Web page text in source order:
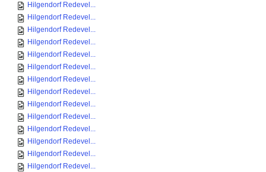
Hilgendorf Redevel...
Hilgendorf Redevel...
Hilgendorf Redevel...
Hilgendorf Redevel...
Hilgendorf Redevel...
Hilgendorf Redevel...
Hilgendorf Redevel...
Hilgendorf Redevel...
Hilgendorf Redevel...
Hilgendorf Redevel...
Hilgendorf Redevel...
Hilgendorf Redevel...
Hilgendorf Redevel...
Hilgendorf Redevel...